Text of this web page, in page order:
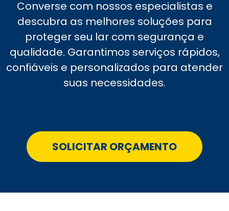
Converse com nossos especialistas e
descubra as melhores soluções para
proteger seu lar com segurança e
qualidade. Garantimos serviços rápidos,
confiáveis e personalizados para atender
suas necessidades.
SOLICITAR ORÇAMENTO